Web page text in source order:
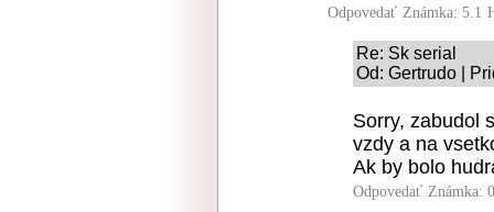
Odpovedať Známka: 5.1
Re: Sk serial
Od: Gertrudo |
Sorry, zabudol
vzdy a na
Ak by bolo
Odpovedať Známka: